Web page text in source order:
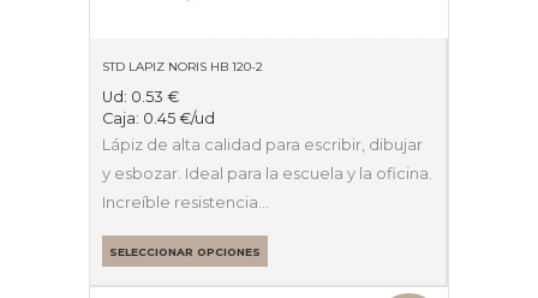
STD LAPIZ NORIS HB 120-2
Ud: 0.53 €
Caja: 0.45 €/ud
Lápiz de alta calidad para escribir, dibujar
y esbozar. Ideal para la escuela y la oficina.
Increíble resistencia…
SELECCIONAR OPCIONES